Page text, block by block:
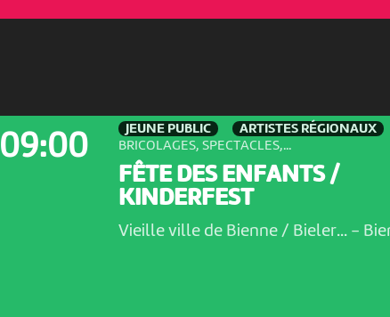
09:00
JEUNE PUBLIC
ARTISTES RÉGIONAUX
BRICOLAGES, SPECTACLES,...
FÊTE DES ENFANTS /
KINDERFEST
Vieille ville de Bienne / Bieler... -